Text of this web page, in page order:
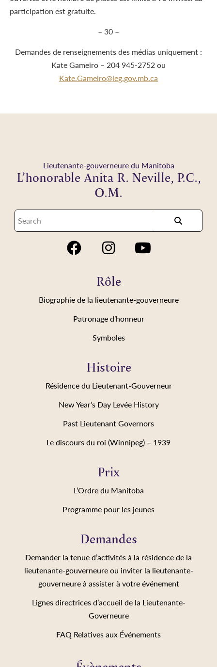
participation est gratuite.
– 30 –
Demandes de renseignements des médias uniquement :
Kate Gameiro – 204 945-2752 ou
Kate.Gameiro@leg.gov.mb.ca
Lieutenante-gouverneure du Manitoba
L’honorable Anita R. Neville, P.C.,
O.M.
Rôle
Biographie de la lieutenante-gouverneure
Patronage d’honneur
Symboles
Histoire
Résidence du Lieutenant-Gouverneur
New Year’s Day Levée History
Past Lieutenant Governors
Le discours du roi (Winnipeg) – 1939
Prix
L’Ordre du Manitoba
Programme pour les jeunes
Demandes
Demander la tenue d’activités à la résidence de la
lieutenante-gouverneure ou inviter la lieutenante-
gouverneure à assister à votre événement
Lignes directrices d’accueil de la Lieutenante-
Governeure
FAQ Relatives aux Événements